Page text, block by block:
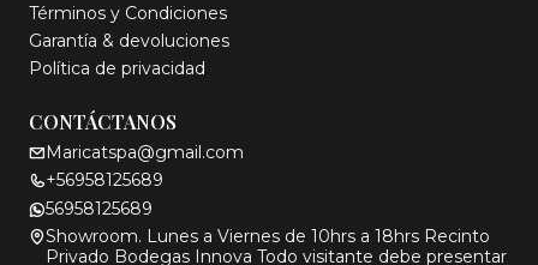
Términos y Condiciones
Garantía & devoluciones
Política de privacidad
CONTÁCTANOS
Maricatspa@gmail.com
+56958125689
56958125689
Showroom. Lunes a Viernes de 10hrs a 18hrs Recinto
Privado Bodegas Innova Todo visitante debe presentar